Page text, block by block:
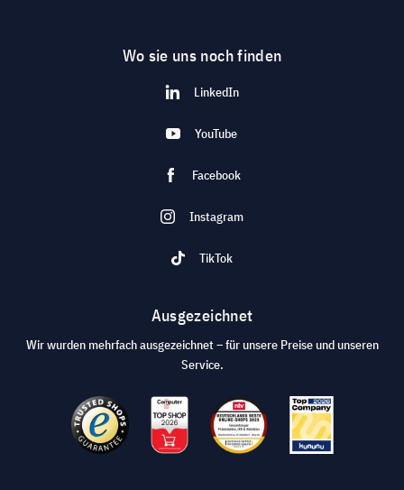
Wo sie uns noch finden
LinkedIn
YouTube
Facebook
Instagram
TikTok
Ausgezeichnet
Wir wurden mehrfach ausgezeichnet – für unsere Preise und unseren
Service.